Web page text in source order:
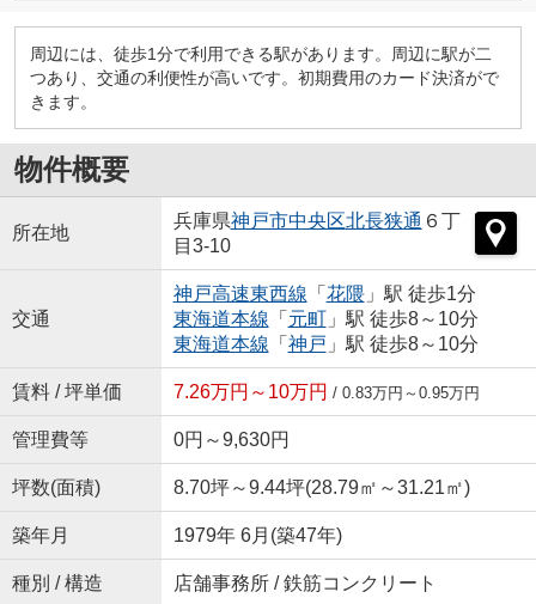
周辺には、徒歩1分で利用できる駅があります。周辺に駅が二
つあり、交通の利便性が高いです。初期費用のカード決済がで
きます。
物件概要
所在地
兵庫県神戸市中央区北長狭通 ６丁
目3-10
交通
神戸高速東西線 「 花隈」駅 徒歩1分
東海道本線 「 元町」駅 徒歩8～10分
東海道本線 「 神戸 」駅 徒歩8～10分
賃料 / 坪単価 7.26万円～10万円 / 0.83万円～0.95万円
管理費等 0円～9,630円
坪数(面積) 8.70坪～9.44坪(28.79㎡～31.21㎡)
築年月 1979年 6月(築47年)
種別 / 構造 店舗事務所 / 鉄筋コンクリート